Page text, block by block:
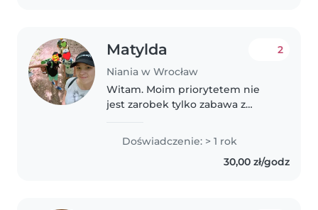
Matylda
Niania w Wrocław
2
Witam. Moim priorytetem nie
jest zarobek tylko zabawa z
dziećmi,pomagając przy opiece.
W wakacje opiekowałam się
Doświadczenie: > 1 rok
30,00 zł/godz